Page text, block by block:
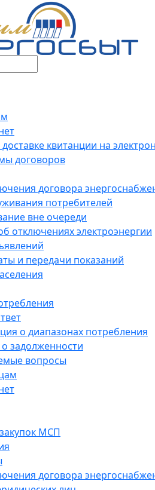
квитанции на
договоров
договора
потребителей
вне очереди
отключениях электроэнергии
и передачи показаний
о диапазонах потребления
задолженности
вопросы
МСП
договора